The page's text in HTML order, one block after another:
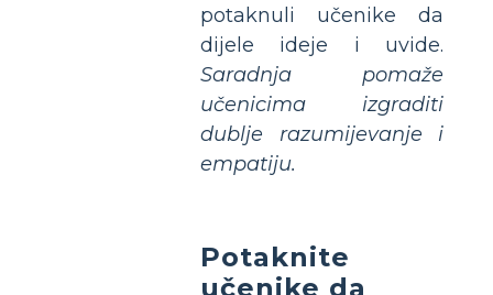
potaknuli učenike da
dijele ideje i uvide.
Saradnja pomaže
učenicima izgraditi
dublje razumijevanje i
empatiju.
Potaknite
učenike da